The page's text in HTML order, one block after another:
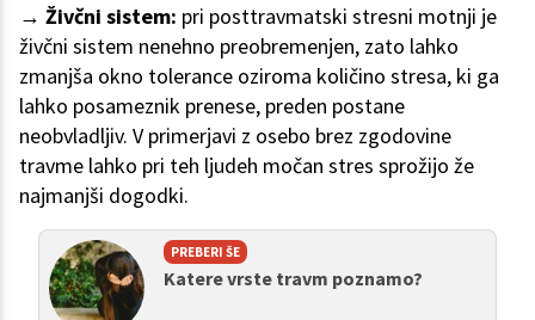
→ Živčni sistem: pri posttravmatski stresni motnji je
živčni sistem nenehno preobremenjen, zato lahko
zmanjša okno tolerance oziroma količino stresa, ki ga
lahko posameznik prenese, preden postane
neobvladljiv. V primerjavi z osebo brez zgodovine
travme lahko pri teh ljudeh močan stres sprožijo že
najmanjši dogodki.
PREBERI ŠE
Katere vrste travm poznamo?